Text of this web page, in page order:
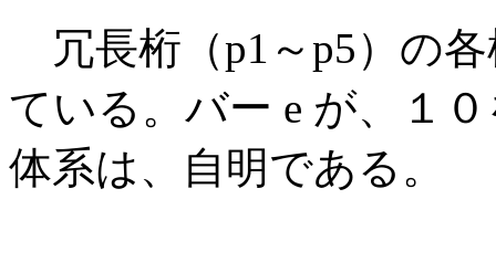
冗長桁（p1～p5）の
ている。バー e が、１
体系は、自明である。